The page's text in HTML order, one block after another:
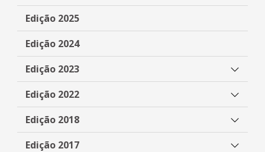
Edição 2025
Edição 2024
Edição 2023
Edição 2022
Edição 2018
Edição 2017